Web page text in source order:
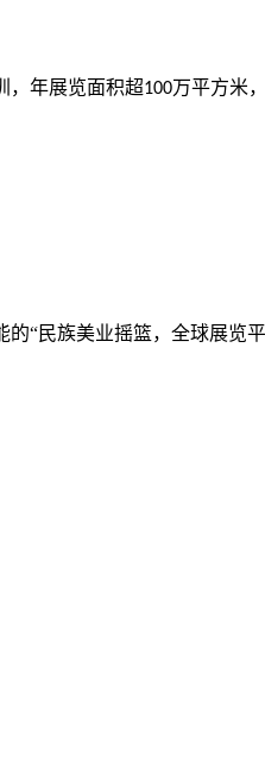
，年展览面积超100万平方米
“民族美业摇篮，全球展览平